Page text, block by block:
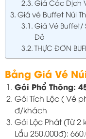
Giá Các Dịch
Giá vé Buffet Núi
Giá Vé Buffet/
Đỏ
THỰC ĐƠN
Bảng Giá Vé
Gói Phổ Thông:
Gói Tích Lộc ( Vé
đ/khách
Gói Lộc Phát (Từ
Lẩu 250.000đ):